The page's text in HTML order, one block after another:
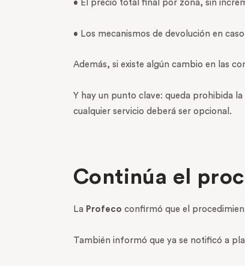
• El precio total final por zona, sin
• Los mecanismos de devolución en
Además, si existe algún cambio en las
Y hay un punto clave: queda prohibida
cualquier servicio deberá ser opcional.
Continúa el
La Profeco confirmó que el
También informó que ya se notificó a